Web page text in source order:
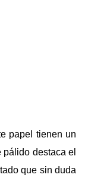
papel tienen un
destaca el
que sin duda